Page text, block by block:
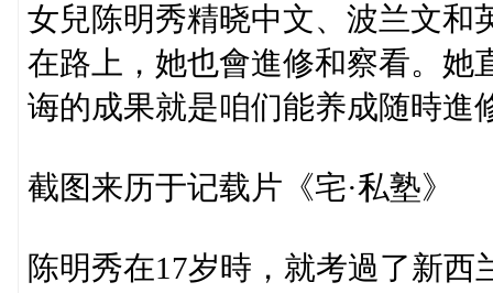
女兒陈明秀精晓中文、波兰文和
在路上，她也會進修和察看。她
诲的成果就是咱们能养成随時進
截图来历于记载片《宅·私塾》
陈明秀在17岁時，就考過了新